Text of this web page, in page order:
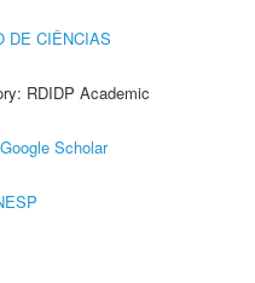
DE CIÊNCIAS
RDIDP Academic
Google Scholar